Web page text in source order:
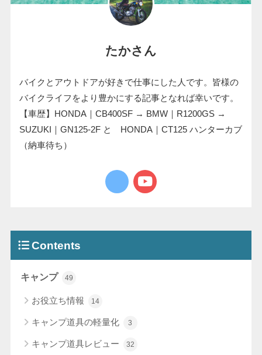
たかさん
バイクとアウトドアが好きで仕事にした人です。皆様の
バイクライフをより豊かにする記事となれば幸いです。
【車歴】HONDA｜CB400SF → BMW｜R1200GS →
SUZUKI｜GN125-2F と HONDA｜CT125 ハンターカブ
（納車待ち）
Contents
キャンプ 49
お役立ち情報 14
キャンプ道具の軽量化 3
キャンプ道具レビュー 32